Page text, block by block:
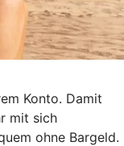
Konto. Damit
mit sich
ohne Bargeld.